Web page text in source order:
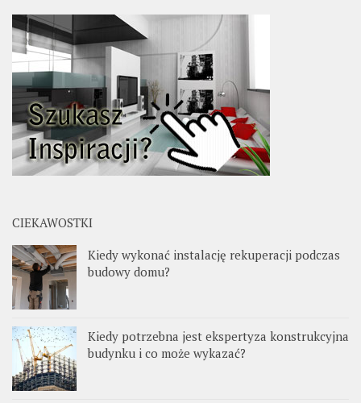
CIEKAWOSTKI
Kiedy wykonać instalację rekuperacji podczas
budowy domu?
Kiedy potrzebna jest ekspertyza konstrukcyjna
budynku i co może wykazać?